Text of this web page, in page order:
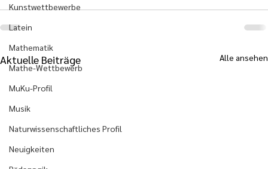
Kunstwettbewerbe
Latein
Mathematik
Mathe-Wettbewerb
MuKu-Profil
Musik
Naturwissenschaftliches Profil
Neuigkeiten
Aktuelle Beiträge Alle ansehen